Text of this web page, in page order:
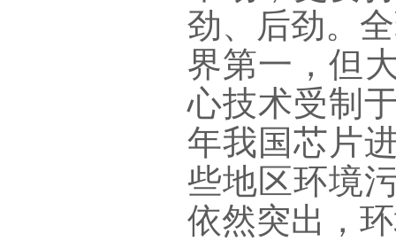
劲、后劲。
界第一，但
心技术受制
年我国芯片
些地区环境
依然突出，